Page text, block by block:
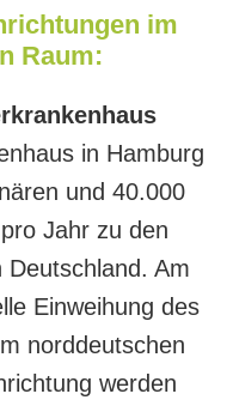
im
Raum:
in Hamburg
und 40.000
Jahr zu den
Am
Einweihung des
norddeutschen
werden